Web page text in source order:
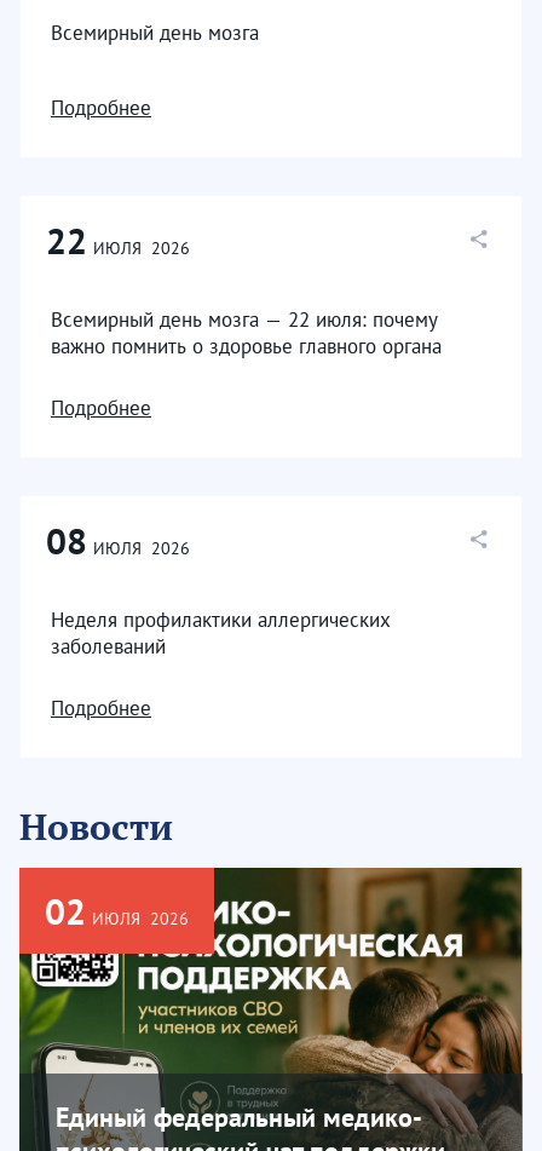
Всемирный день мозга
Подробнее
22 ИЮЛЯ 2026
Всемирный день мозга — 22 июля: почему
важно помнить о здоровье главного органа
Подробнее
08 ИЮЛЯ 2026
Неделя профилактики аллергических
заболеваний
Подробнее
Новости
02 ИЮЛЯ 2026
Единый федеральный медико-